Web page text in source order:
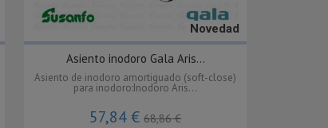
Novedad
Asiento inodoro Gala Aris...
Asiento de inodoro amortiguado (soft-close)
para inodoro:Inodoro Aris...
57,84 €68,86 €